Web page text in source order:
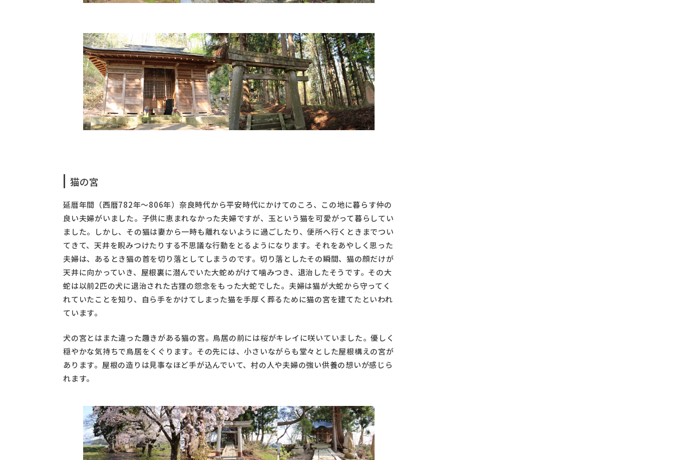
猫の宮
延暦年間（西暦782年～806年）奈良時代から平安時代にかけてのころ、この地に暮らす仲の
良い夫婦がいました。子供に恵まれなかった夫婦ですが、玉という猫を可愛がって暮らしてい
ました。しかし、その猫は妻から一時も離れないように過ごしたり、便所へ行くときまでつい
てきて、天井を睨みつけたりする不思議な行動をとるようになります。それをあやしく思った
夫婦は、あるとき猫の首を切り落としてしまうのです。切り落としたその瞬間、猫の顔だけが
天井に向かっていき、屋根裏に潜んでいた大蛇めがけて噛みつき、退治したそうです。その大
蛇は以前2匹の犬に退治された古狸の怨念をもった大蛇でした。夫婦は猫が大蛇から守ってく
れていたことを知り、自ら手をかけてしまった猫を手厚く葬るために猫の宮を建てたといわれ
ています。
犬の宮とはまた違った趣きがある猫の宮。鳥居の前には桜がキレイに咲いていました。優しく
穏やかな気持ちで鳥居をくぐります。その先には、小さいながらも堂々とした屋根構えの宮が
あります。屋根の造りは見事なほど手が込んでいて、村の人や夫婦の強い供養の想いが感じら
れます。